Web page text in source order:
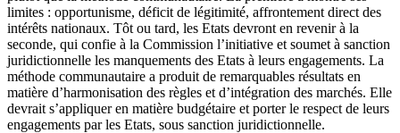
limites : opportunisme, déficit de légitimité, affrontement direct des
intérêts nationaux. Tôt ou tard, les Etats devront en revenir à la
seconde, qui confie à la Commission l’initiative et soumet à sanction
juridictionnelle les manquements des Etats à leurs engagements. La
méthode communautaire a produit de remarquables résultats en
matière d’harmonisation des règles et d’intégration des marchés. Elle
devrait s’appliquer en matière budgétaire et porter le respect de leurs
engagements par les Etats, sous sanction juridictionnelle.